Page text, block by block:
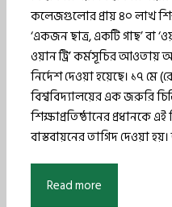
কলেজগুলোর প্রায় ৪০ লাখ
‘একজন ছাত্র, একটি গাছ’ বা
ওয়ান ট্রি’ কর্মসূচির আওতায়
নির্দেশ দেওয়া হয়েছে। ১৭ মে
বিশ্ববিদ্যালয়ের এক জরুরি
শিক্ষাপ্রতিষ্ঠানের প্রধানকে এই
বাস্তবায়নের তাগিদ দেওয়া
Read more